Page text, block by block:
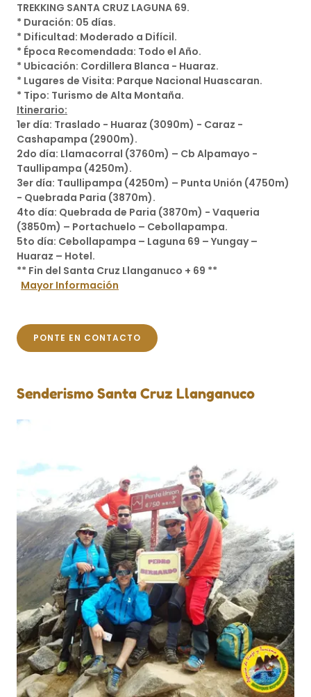
TREKKING SANTA CRUZ LAGUNA 69.
* Duración: 05 días.
* Dificultad: Moderado a Difícil.
* Época Recomendada: Todo el Año.
* Ubicación: Cordillera Blanca - Huaraz.
* Lugares de Visita: Parque Nacional Huascaran.
* Tipo: Turismo de Alta Montaña.
Itinerario:
1er día: Traslado - Huaraz (3090m) - Caraz -
Cashapampa (2900m).
2do día: Llamacorral (3760m) – Cb Alpamayo -
Taullipampa (4250m).
3er día: Taullipampa (4250m) – Punta Unión (4750m)
- Quebrada Paria (3870m).
4to día: Quebrada de Paria (3870m) - Vaqueria
(3850m) – Portachuelo – Cebollapampa.
5to día: Cebollapampa – Laguna 69 – Yungay –
Huaraz – Hotel.
** Fin del Santa Cruz Llanganuco + 69 **
Mayor Información
PONTE EN CONTACTO
Senderismo Santa Cruz Llanganuco